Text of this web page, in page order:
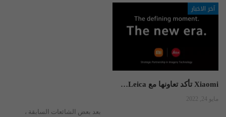
آخر الاخبار
Xiaomi تأكد تعاونها مع Leica…
مايو 24, 2022
بعد بعض الشائعات السابقة ،